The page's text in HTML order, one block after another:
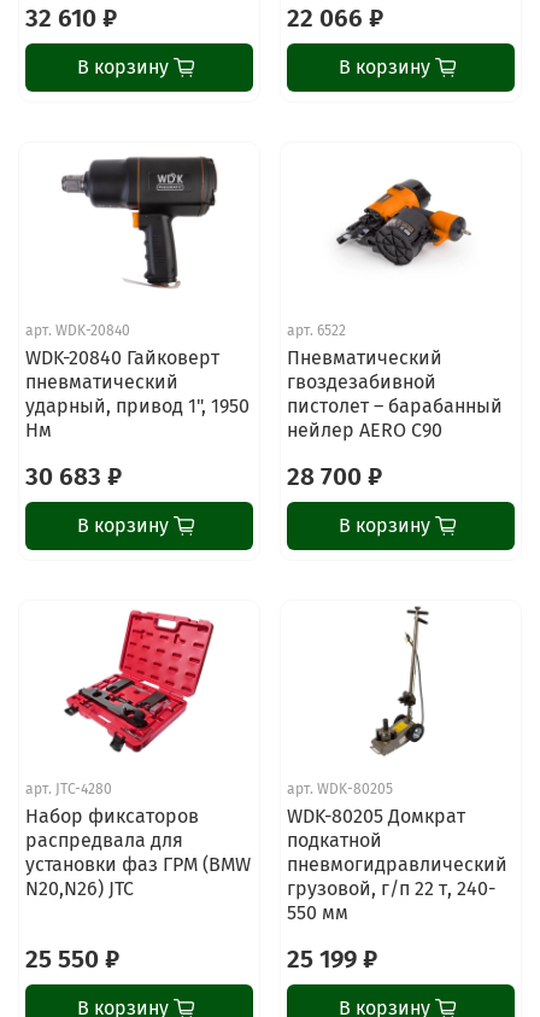
32 610 ₽
В корзину
22 066 ₽
В корзину
арт. WDK-20840
WDK-20840 Гайковерт
пневматический
ударный, привод 1", 1950
Нм
30 683 ₽
В корзину
арт. 6522
Пневматический
гвоздезабивной
пистолет – барабанный
нейлер AERO C90
28 700 ₽
В корзину
арт. JTC-4280
Набор фиксаторов
распредвала для
установки фаз ГРМ (BMW
N20,N26) JTC
25 550 ₽
В корзину
арт. WDK-80205
WDK-80205 Домкрат
подкатной
пневмогидравлический
грузовой, г/п 22 т, 240-
550 мм
25 199 ₽
В корзину